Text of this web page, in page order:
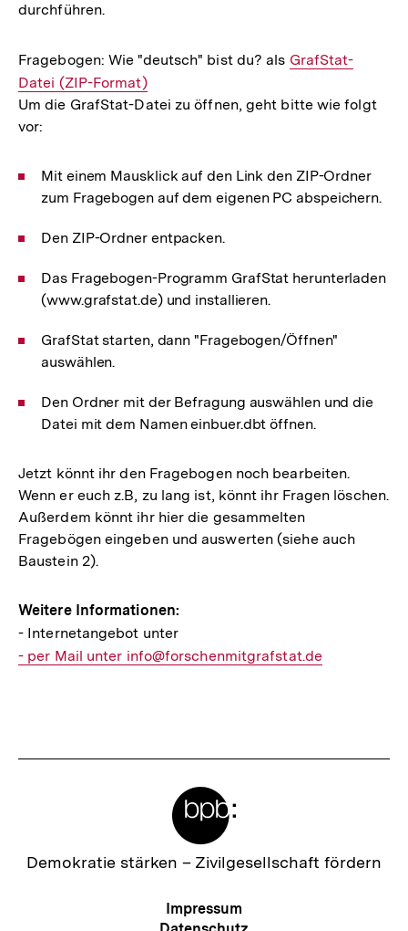
durchführen.
Fragebogen: Wie "deutsch" bist du? als Interner
GrafStat-
Datei (ZIP-Format)
Um die GrafStat-Datei zu öffnen, geht bitte wie folgt
vor:
Mit einem Mausklick auf den Link den ZIP-Ordner
zum Fragebogen auf dem eigenen PC abspeichern.
Den ZIP-Ordner entpacken.
Das Fragebogen-Programm GrafStat herunterladen
(www.grafstat.de) und installieren.
GrafStat starten, dann "Fragebogen/Öffnen"
auswählen.
Den Ordner mit der Befragung auswählen und die
Datei mit dem Namen einbuer.dbt öffnen.
Jetzt könnt ihr den Fragebogen noch bearbeiten.
Wenn er euch z.B, zu lang ist, könnt ihr Fragen löschen.
Außerdem könnt ihr hier die gesammelten
Fragebögen eingeben und auswerten (siehe auch
Baustein 2).
Weitere Informationen:
- Internetangebot unter
Link:
- per Mail unter info@forschenmitgrafstat.de
Zur
Demokratie stärken – Zivilgesellschaft fördern
Meta-
Navigation
Impressum